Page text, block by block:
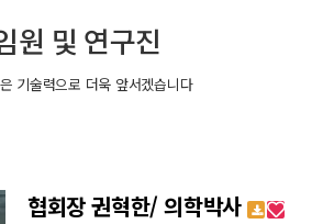
원 및 연구진
기술력으로 더욱 앞서겠습니다
협회장 권혁한/ 의학박사